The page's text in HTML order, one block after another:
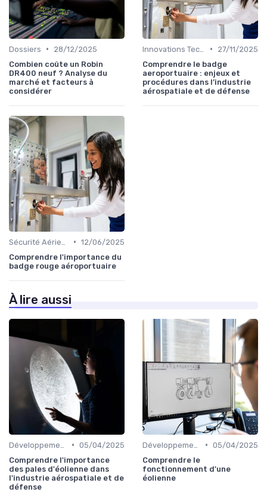
Dossiers •
28/12/2025
Combien coûte un Robin
DR400 neuf ? Analyse du
marché et facteurs à
considérer
•
27/11/2025
Comprendre le badge
aeroportuaire : enjeux et
procédures dans l’industrie
aérospatiale et de défense
• 12/06/2025
Comprendre l'importance du
badge rouge aéroportuaire
À lire aussi
• 05/04/2025
Comprendre l'importance
des pales d'éolienne dans
l'industrie aérospatiale et de
défense
• 05/04/2025
Comprendre le
fonctionnement d'une
éolienne